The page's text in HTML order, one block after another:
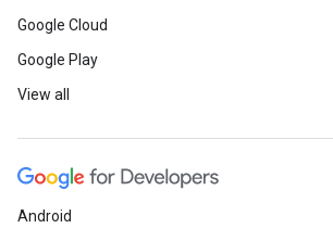
Google Cloud
Google Play
View all
Android